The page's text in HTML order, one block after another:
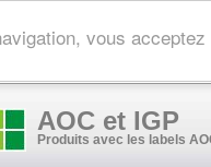
vous
AOC et IGP
Produits avec les labels